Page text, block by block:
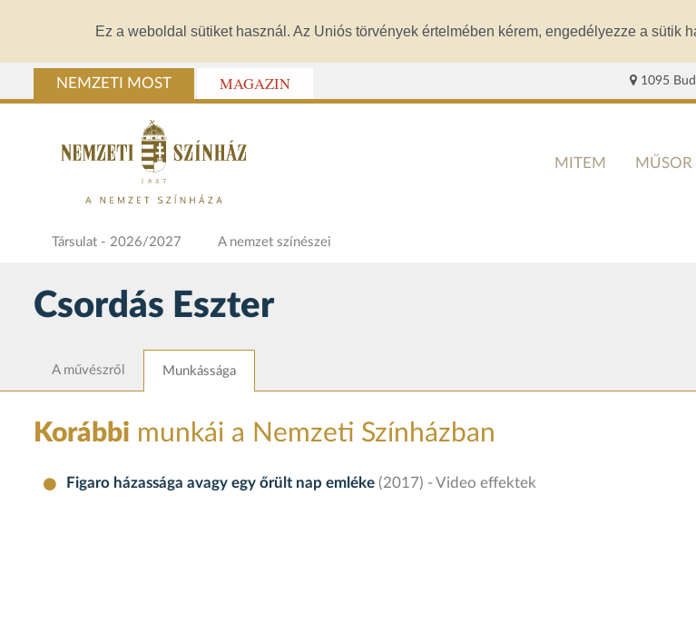
Ez a weboldal sütiket használ. Az Uniós törvények értelmében kérem, engedélyezze a sütik
NEMZETI MOST MAGAZIN 1095
MITEM MŰSOR
Társulat - 2026/2027 A nemzet színészei
Csordás Eszter
A művészről Munkássága
Korábbi munkái a Nemzeti Színházban
Figaro házassága avagy egy őrült nap emléke (2017) - Video effektek